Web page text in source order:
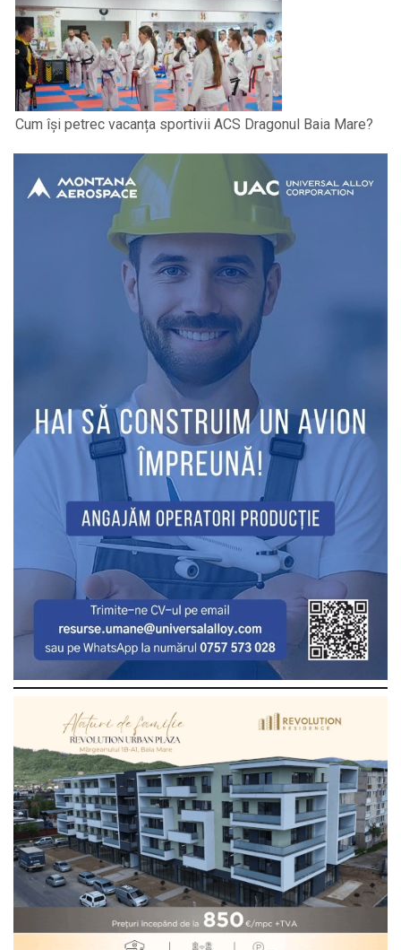
Cum își petrec vacanța sportivii ACS Dragonul Baia Mare?